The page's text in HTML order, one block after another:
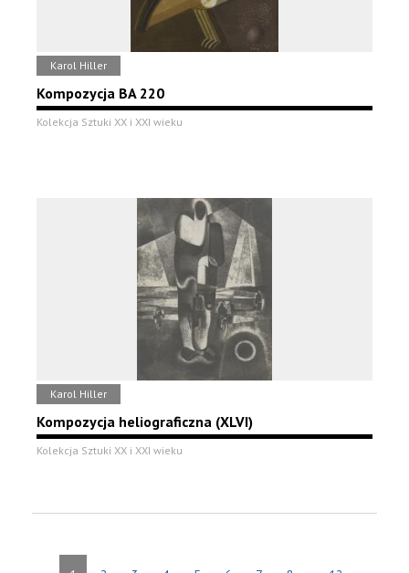
Karol Hiller
Kompozycja BA 220
Kolekcja Sztuki XX i XXI wieku
Karol Hiller
Kompozycja heliograficzna (XLVI)
Kolekcja Sztuki XX i XXI wieku